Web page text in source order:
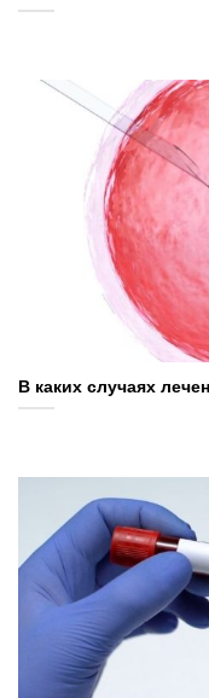
В каких случаях